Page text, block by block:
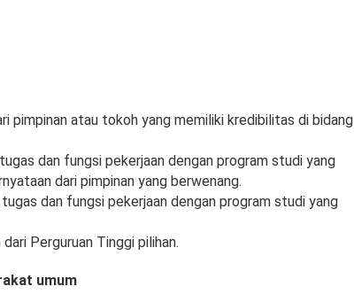
pimpinan atau tokoh yang memiliki kredibilitas di bidang
dan fungsi pekerjaan dengan program studi yang
dari pimpinan yang berwenang.
dan fungsi pekerjaan dengan program studi yang
Perguruan Tinggi pilihan.
umum